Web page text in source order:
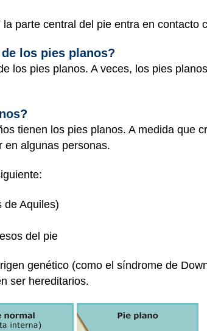
parte central del pie entra en contacto
los pies planos?
los pies planos. A veces, los pies
tienen los pies planos. A medida que
en algunas personas.
de Aquiles)
del pie
genético (como el síndrome de
ser hereditarios.